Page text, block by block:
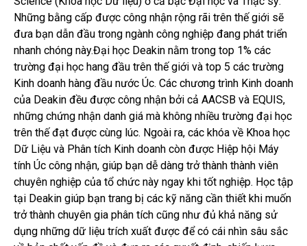
Những bằng cấp được công nhận rộng rãi trên thế giới sẽ
đưa bạn dẫn đầu trong ngành công nghiệp đang phát triển
nhanh chóng này.Đại học Deakin nằm trong top 1% các
trường đại học hang đầu trên thế giới và top 5 các trường
Kinh doanh hàng đầu nước Úc. Các chương trình Kinh doanh
của Deakin đều được công nhận bởi cả AACSB và EQUIS,
những chứng nhận danh giá mà không nhiều trường đại học
trên thế đạt được cùng lúc. Ngoài ra, các khóa về Khoa học
Dữ Liệu và Phân tích Kinh doanh còn được Hiệp hội Máy
tính Úc công nhận, giúp bạn dễ dàng trở thành thành viên
chuyên nghiệp của tổ chức này ngay khi tốt nghiệp. Học tập
tại Deakin giúp bạn trang bị các kỹ năng cần thiết khi muốn
trở thành chuyên gia phân tích cũng như đủ khả năng sử
dụng những dữ liệu trích xuất được để có cái nhìn sâu sắc